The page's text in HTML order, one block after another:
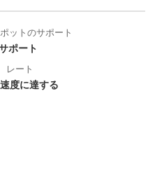
ットのサポート
ポート
レート
度に達する